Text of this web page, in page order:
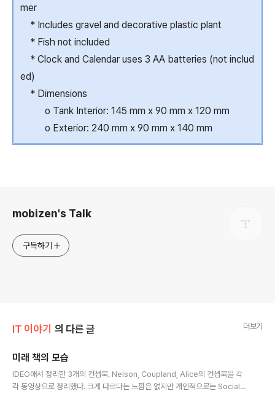
mer
* Includes gravel and decorative plastic plant
* Fish not included
* Clock and Calendar uses 3 AA batteries (not includ
ed)
* Dimensions
o Tank Interior: 145 mm x 90 mm x 120 mm
o Exterior: 240 mm x 90 mm x 140 mm
mobizen's Talk
구독하기
IT 이야기 의 다른 글 더보기
미래 책의 모습
IDEO애서 정리한 3개의 컨셉북. Nelson, Coupland, Alice의 컨셉북을 각
각 동영상으로 정리했다. 크게 다르다는 느낌은 없지만 개인적으로는 Social의